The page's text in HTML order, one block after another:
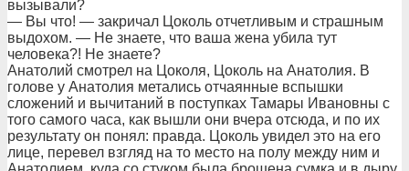
вызывали?
— Вы что! — закричал Цоколь отчетливым и страшным
выдохом. — Не знаете, что ваша жена убила тут
человека?! Не знаете?
Анатолий смотрел на Цоколя, Цоколь на Анатолия. В
голове у Анатолия метались отчаянные вспышки
сложений и вычитаний в поступках Тамары Ивановны с
того самого часа, как вышли они вчера отсюда, и по их
результату он понял: правда. Цоколь увидел это на его
лице, перевел взгляд на то место на полу между ним и